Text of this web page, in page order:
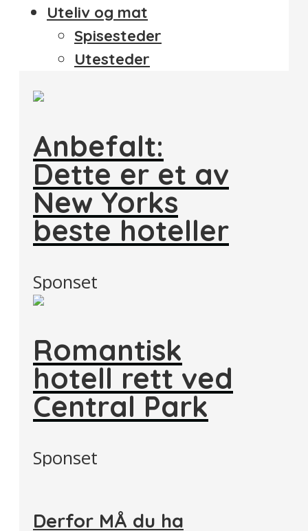
Uteliv og mat
Spisesteder
Utesteder
Anbefalt:
Dette er et av
New Yorks
beste hoteller
Sponset
Romantisk
hotell rett ved
Central Park
Sponset
Derfor MÅ du ha